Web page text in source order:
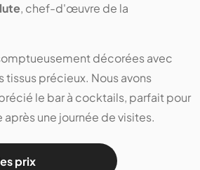
, chef-d'œuvre de la
décorées avec
précieux. Nous avons
le bar à cocktails, parfait pour
une journée de visites.
prix